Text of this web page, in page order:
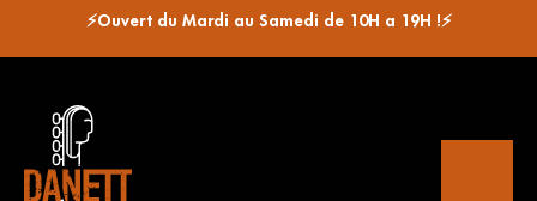
⚡Ouvert du Mardi au Samedi de 10H a 19H !⚡